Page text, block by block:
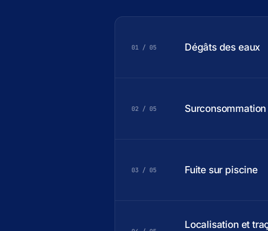
01 / 05 Dégâts des eaux
02 / 05
03 / 05 Fuite sur piscine
Localisation et